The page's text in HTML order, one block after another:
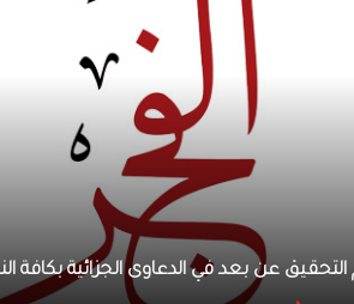
الدّار للتّعليم تعلن عن إطلاق مبادرة